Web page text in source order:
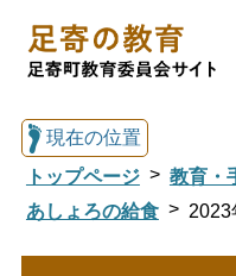
現在の位置
トップページ
教育・
あしょろの給食
2023